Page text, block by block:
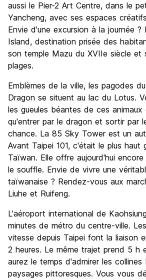
aussi le Pier-2 Art Centre, dans le
Yancheng, avec ses espaces
Envie d'une excursion à la journée ?
Island, destination prisée des
son temple Mazu du XVIIe siècle et
plages.
Emblèmes de la ville, les pagodes
Dragon se situent au lac du Lotus.
les gueules béantes de ces
qu'entrer par le dragon et sortir par
chance. La 85 Sky Tower est un
Avant Taipei 101, c'était le plus haut
Taïwan. Elle offre aujourd'hui
le souffle. Envie de vivre une
taïwanaise ? Rendez-vous aux
Liuhe et Ruifeng.
L'aéroport international de
minutes de métro du centre-ville.
vitesse depuis Taipei font la liaison
2 heures. Le même trajet prend 5 h
aurez le temps d'admirer les collines
paysages pittoresques. Vous vous